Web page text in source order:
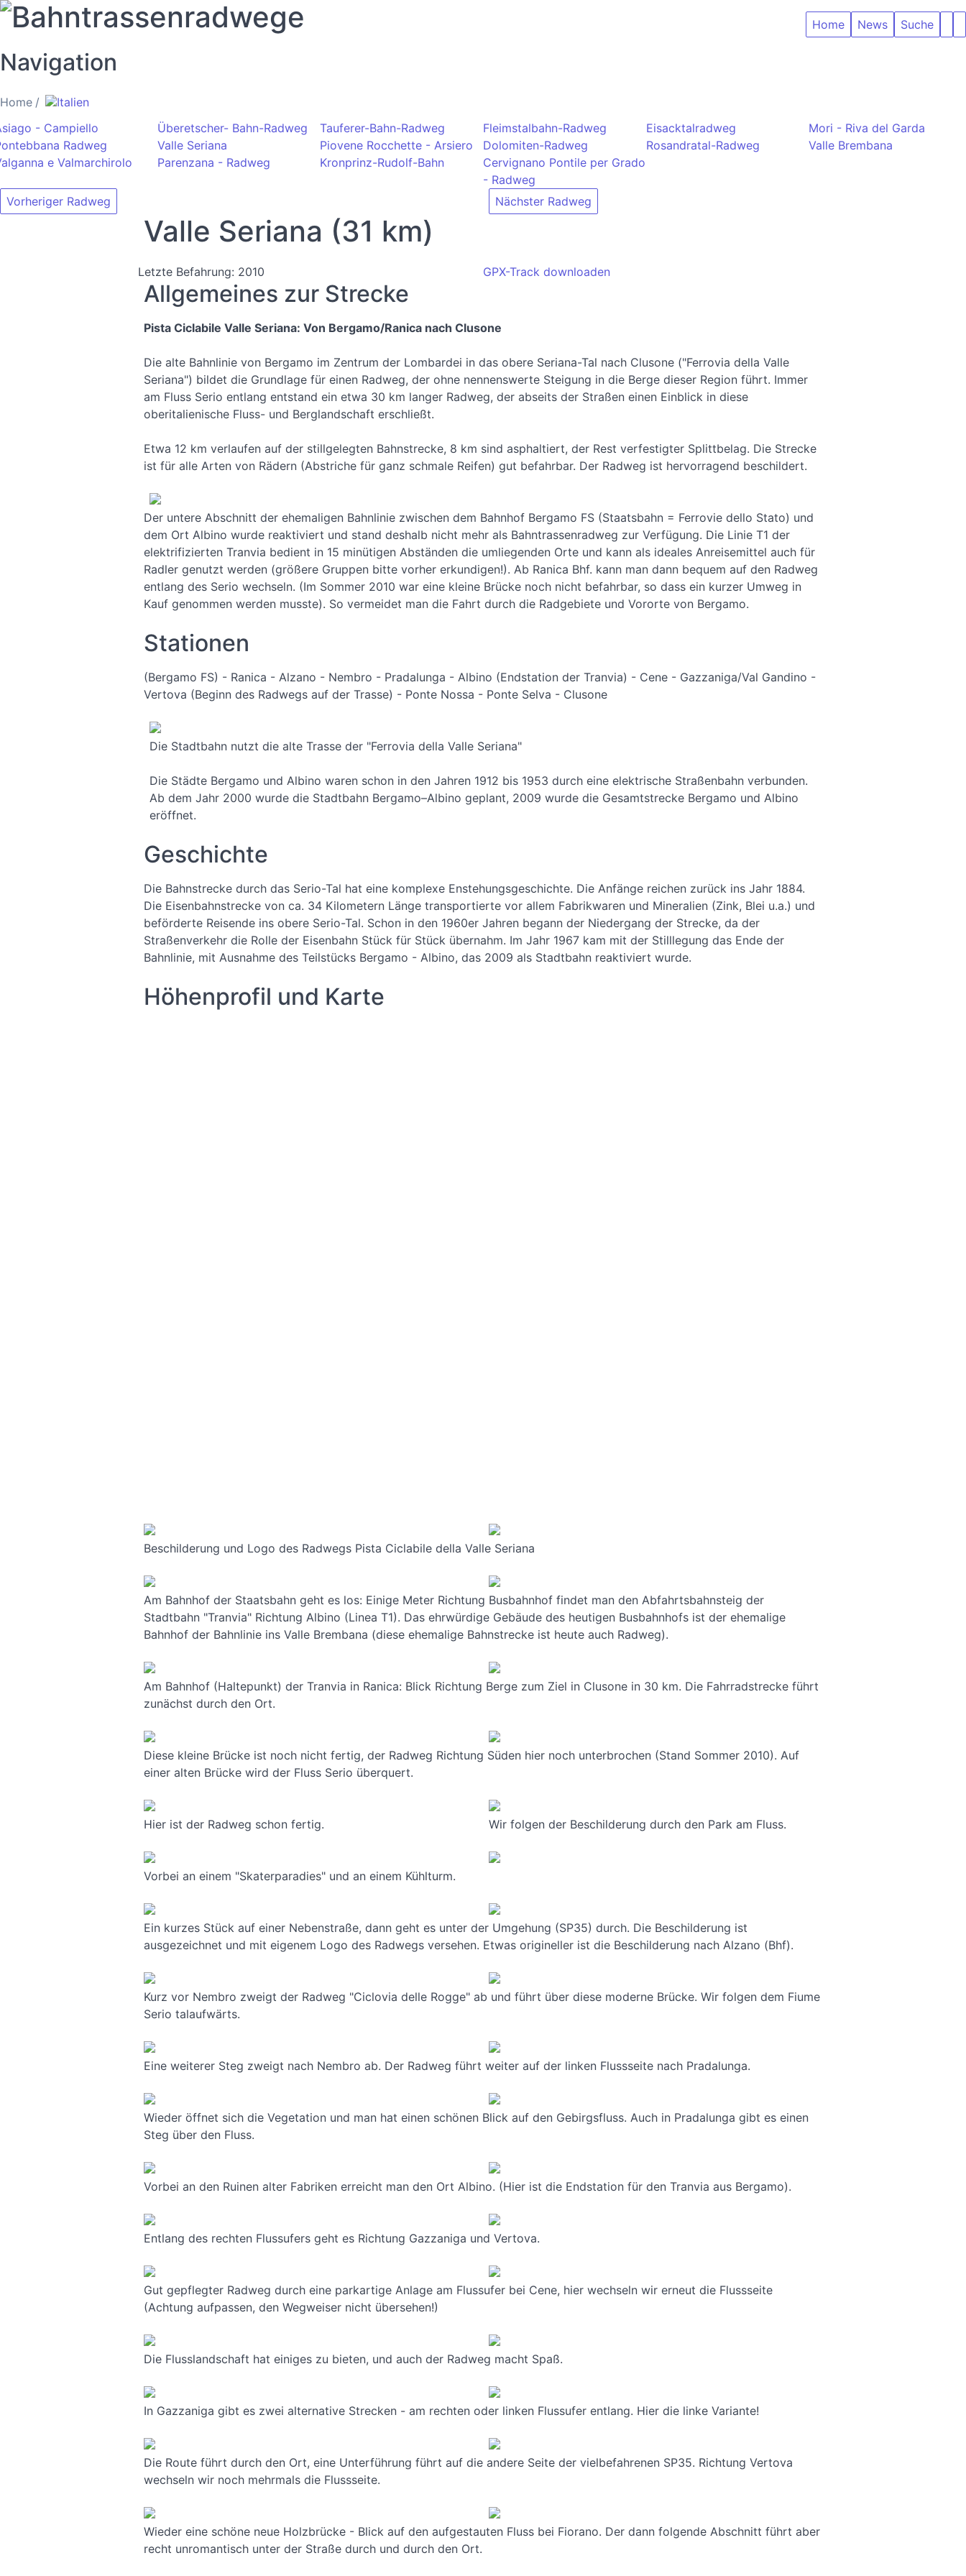
Bahntrassenradwege Home News Suche
Navigation
Home
Italien
- Campiello
Überetscher- Bahn-Radweg Tauferer-Bahn-Radweg Fleimstalbahn-Radweg Eisacktalradweg
Mori - Riva del Garda
Radweg
Valle Seriana Piovene Rocchette - Arsiero Dolomiten-Radweg Rosandratal-Radweg
Valle Brembana
e Valmarchirolo
Parenzana - Radweg Kronprinz-Rudolf-Bahn
Cervignano Pontile per Grado
- Radweg
Vorheriger Radweg
Nächster Radweg
Valle Seriana (31 km)
Letzte Befahrung: 2010 GPX-Track downloaden
Allgemeines zur Strecke
Pista Ciclabile Valle Seriana: Von Bergamo/Ranica nach Clusone
Die alte Bahnlinie von Bergamo im Zentrum der Lombardei in das obere Seriana-Tal nach Clusone ("Ferrovia della Valle
Seriana") bildet die Grundlage für einen Radweg, der ohne nennenswerte Steigung in die Berge dieser Region führt. Immer
am Fluss Serio entlang entstand ein etwa 30 km langer Radweg, der abseits der Straßen einen Einblick in diese
oberitalienische Fluss- und Berglandschaft erschließt.
Etwa 12 km verlaufen auf der stillgelegten Bahnstrecke, 8 km sind asphaltiert, der Rest verfestigter Splittbelag. Die Strecke
ist für alle Arten von Rädern (Abstriche für ganz schmale Reifen) gut befahrbar. Der Radweg ist hervorragend beschildert.
Der untere Abschnitt der ehemaligen Bahnlinie zwischen dem Bahnhof Bergamo FS (Staatsbahn = Ferrovie dello Stato) und
dem Ort Albino wurde reaktiviert und stand deshalb nicht mehr als Bahntrassenradweg zur Verfügung. Die Linie T1 der
elektrifizierten Tranvia bedient in 15 minütigen Abständen die umliegenden Orte und kann als ideales Anreisemittel auch für
Radler genutzt werden (größere Gruppen bitte vorher erkundigen!). Ab Ranica Bhf. kann man dann bequem auf den Radweg
entlang des Serio wechseln. (Im Sommer 2010 war eine kleine Brücke noch nicht befahrbar, so dass ein kurzer Umweg in
Kauf genommen werden musste). So vermeidet man die Fahrt durch die Radgebiete und Vororte von Bergamo.
Stationen
(Bergamo FS) - Ranica - Alzano - Nembro - Pradalunga - Albino (Endstation der Tranvia) - Cene - Gazzaniga/Val Gandino -
Vertova (Beginn des Radwegs auf der Trasse) - Ponte Nossa - Ponte Selva - Clusone
Die Stadtbahn nutzt die alte Trasse der "Ferrovia della Valle Seriana"
Die Städte Bergamo und Albino waren schon in den Jahren 1912 bis 1953 durch eine elektrische Straßenbahn verbunden.
Ab dem Jahr 2000 wurde die Stadtbahn Bergamo–Albino geplant, 2009 wurde die Gesamtstrecke Bergamo und Albino
eröffnet.
Geschichte
Die Bahnstrecke durch das Serio-Tal hat eine komplexe Enstehungsgeschichte. Die Anfänge reichen zurück ins Jahr 1884.
Die Eisenbahnstrecke von ca. 34 Kilometern Länge transportierte vor allem Fabrikwaren und Mineralien (Zink, Blei u.a.) und
beförderte Reisende ins obere Serio-Tal. Schon in den 1960er Jahren begann der Niedergang der Strecke, da der
Straßenverkehr die Rolle der Eisenbahn Stück für Stück übernahm. Im Jahr 1967 kam mit der Stilllegung das Ende der
Bahnlinie, mit Ausnahme des Teilstücks Bergamo - Albino, das 2009 als Stadtbahn reaktiviert wurde.
Höhenprofil und Karte
Beschilderung und Logo des Radwegs Pista Ciclabile della Valle Seriana
Am Bahnhof der Staatsbahn geht es los: Einige Meter Richtung Busbahnhof findet man den Abfahrtsbahnsteig der
Stadtbahn "Tranvia" Richtung Albino (Linea T1). Das ehrwürdige Gebäude des heutigen Busbahnhofs ist der ehemalige
Bahnhof der Bahnlinie ins Valle Brembana (diese ehemalige Bahnstrecke ist heute auch Radweg).
Am Bahnhof (Haltepunkt) der Tranvia in Ranica: Blick Richtung Berge zum Ziel in Clusone in 30 km. Die Fahrradstrecke führt
zunächst durch den Ort.
Diese kleine Brücke ist noch nicht fertig, der Radweg Richtung Süden hier noch unterbrochen (Stand Sommer 2010). Auf
einer alten Brücke wird der Fluss Serio überquert.
Hier ist der Radweg schon fertig. Wir folgen der Beschilderung durch den Park am Fluss.
Vorbei an einem "Skaterparadies" und an einem Kühlturm.
Ein kurzes Stück auf einer Nebenstraße, dann geht es unter der Umgehung (SP35) durch. Die Beschilderung ist
ausgezeichnet und mit eigenem Logo des Radwegs versehen. Etwas origineller ist die Beschilderung nach Alzano (Bhf).
Kurz vor Nembro zweigt der Radweg "Ciclovia delle Rogge" ab und führt über diese moderne Brücke. Wir folgen dem Fiume
Serio talaufwärts.
Eine weiterer Steg zweigt nach Nembro ab. Der Radweg führt weiter auf der linken Flussseite nach Pradalunga.
Wieder öffnet sich die Vegetation und man hat einen schönen Blick auf den Gebirgsfluss. Auch in Pradalunga gibt es einen
Steg über den Fluss.
Vorbei an den Ruinen alter Fabriken erreicht man den Ort Albino. (Hier ist die Endstation für den Tranvia aus Bergamo).
Entlang des rechten Flussufers geht es Richtung Gazzaniga und Vertova.
Gut gepflegter Radweg durch eine parkartige Anlage am Flussufer bei Cene, hier wechseln wir erneut die Flussseite
(Achtung aufpassen, den Wegweiser nicht übersehen!)
Die Flusslandschaft hat einiges zu bieten, und auch der Radweg macht Spaß.
In Gazzaniga gibt es zwei alternative Strecken - am rechten oder linken Flussufer entlang. Hier die linke Variante!
Die Route führt durch den Ort, eine Unterführung führt auf die andere Seite der vielbefahrenen SP35. Richtung Vertova
wechseln wir noch mehrmals die Flussseite.
Wieder eine schöne neue Holzbrücke - Blick auf den aufgestauten Fluss bei Fiorano. Der dann folgende Abschnitt führt aber
recht unromantisch unter der Straße durch und durch den Ort.